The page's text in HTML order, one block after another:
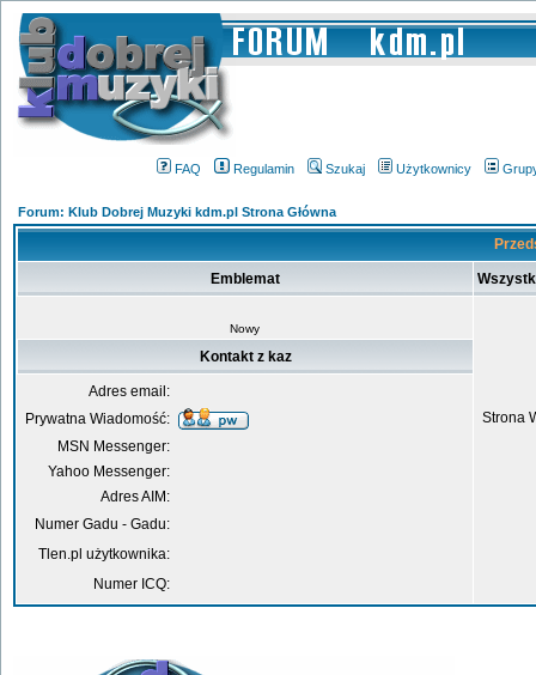
FAQ Regulamin Szukaj Użytkownicy
Forum: Klub Dobrej Muzyki kdm.pl Strona Główna
Emblemat
Nowy
Strona
Kontakt z kaz
Adres email:
Prywatna Wiadomość:
MSN Messenger:
Yahoo Messenger:
Adres AIM:
Numer Gadu - Gadu:
Tlen.pl użytkownika:
Numer ICQ: